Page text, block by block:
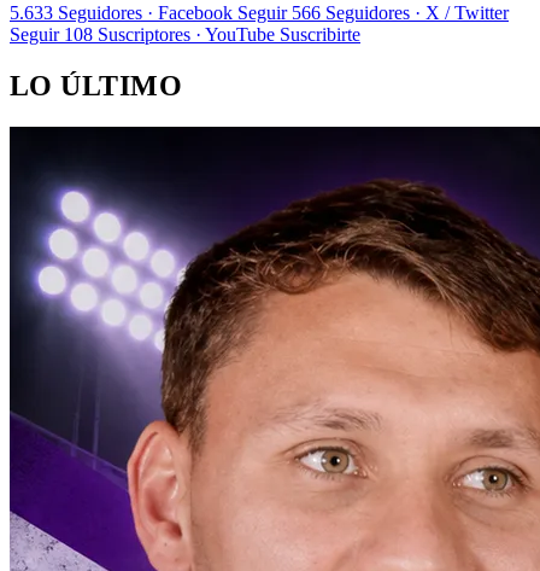
5.633 Seguidores · Facebook Seguir 566 Seguidores · X / Twitter
Seguir 108 Suscriptores · YouTube Suscribirte
LO ÚLTIMO